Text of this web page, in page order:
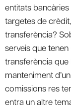
entitats
targetes de
transferència?
serveis que tenen
transferència que
manteniment
comissions res
entra un altre